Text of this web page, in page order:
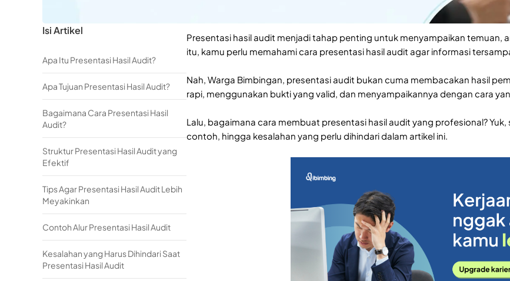
Isi Artikel
Apa Itu Presentasi Hasil Audit?
Apa Tujuan Presentasi Hasil Audit?
Bagaimana Cara Presentasi Hasil
Audit?
Struktur Presentasi Hasil Audit yang
Efektif
Tips Agar Presentasi Hasil Audit Lebih
Meyakinkan
Contoh Alur Presentasi Hasil Audit
Kesalahan yang Harus Dihindari Saat
Presentasi Hasil Audit
Presentasi hasil audit menjadi tahap penting untuk menyampaikan temuan,
itu, kamu perlu memahami cara presentasi hasil audit agar informasi
Nah, Warga Bimbingan, presentasi audit bukan cuma membacakan hasil
rapi, menggunakan bukti yang valid, dan menyampaikannya dengan cara
Lalu, bagaimana cara membuat presentasi hasil audit yang profesional?
contoh, hingga kesalahan yang perlu dihindari dalam artikel ini.